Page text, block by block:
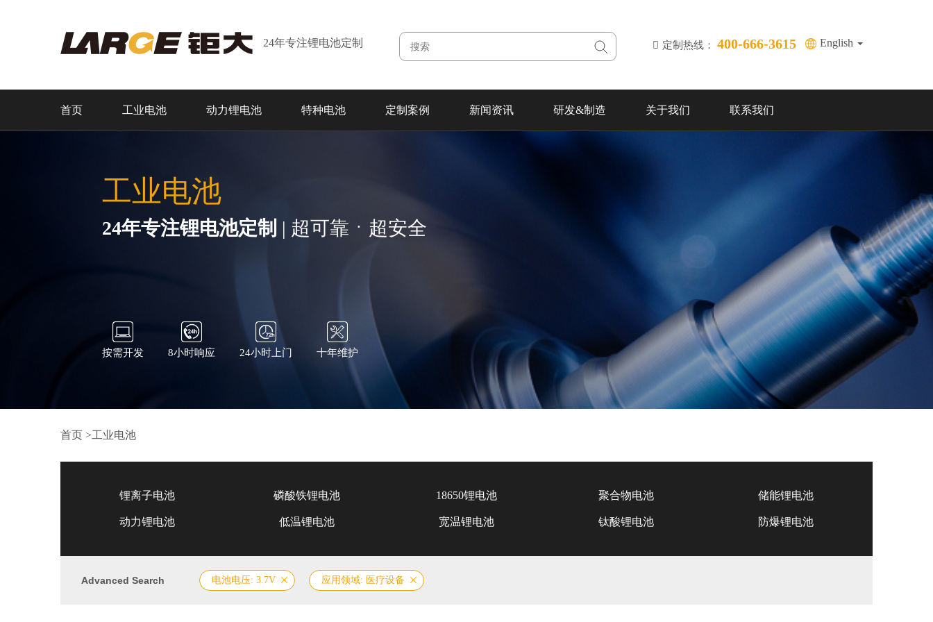
24年专注锂电池定制 定制热线： 400-666-3615 English
首页 工业电池 动力锂电池 特种电池 定制案例 新闻资讯 研发&制造 关于我们 联系我们
工业电池
24年专注锂电池定制 | 超可靠ㆍ超安全
按需开发 8小时响应 24小时上门 十年维护
首页 >工业电池
锂离子电池 磷酸铁锂电池 18650锂电池 聚合物电池 储能锂电池
动力锂电池 低温锂电池 宽温锂电池 钛酸锂电池 防爆锂电池
Advanced Search 电池电压: 3.7V 应用领域: 医疗设备